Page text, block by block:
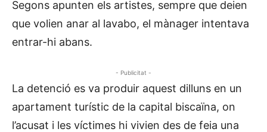
Segons apunten els artistes, sempre que deien
que volien anar al lavabo, el mànager intentava
entrar-hi abans.
- Publicitat -
La detenció es va produir aquest dilluns en un
apartament turístic de la capital biscaïna, on
l’acusat i les víctimes hi vivien des de feia una